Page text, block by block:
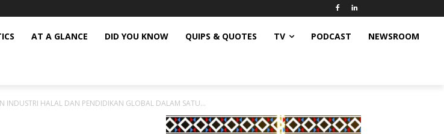
AT A GLANCE DID YOU KNOW QUIPS & QUOTES TV PODCAST NEWSROOM
INDUSTRI HALAL DAN PENDIDIKAN GLOBAL DALAM SATU...